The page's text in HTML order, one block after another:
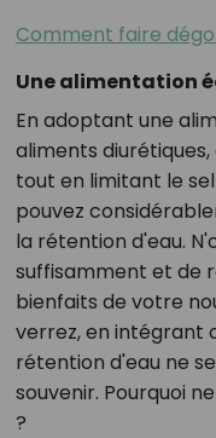
Comment faire
Une alimentation
En adoptant une
aliments
tout en limitant le
pouvez
la rétention d'eau.
suffisamment et de
bienfaits de votre
verrez, en intégrant
rétention d'eau ne
souvenir. Pourquoi
?